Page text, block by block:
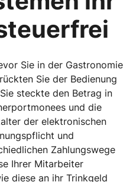
Sie in der Gastronomie
Sie der Bedienung
steckte den Betrag in
und die
der elektronischen
und
Zahlungswege
Ihrer Mitarbeiter
diese an ihr Trinkgeld